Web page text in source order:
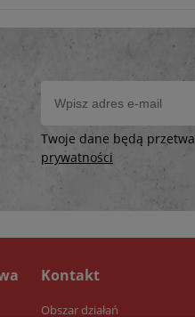
Twoje dane będą
prywatności
Kontakt
Obszar działań